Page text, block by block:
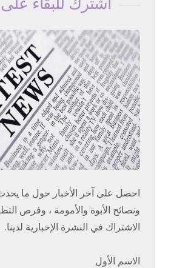
اشترك للبقاء
ونصائح الأبوة والأمومة ، وفرص
الاشتراك في النشرة الإخبارية لدينا.
الاسم الأول